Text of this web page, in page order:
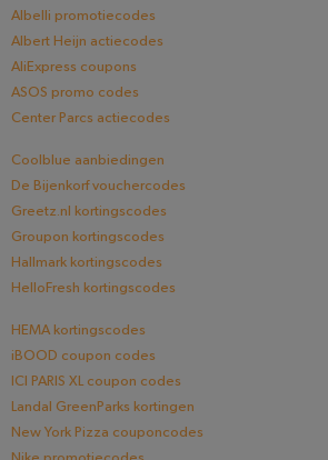
Albelli promotiecodes
Albert Heijn actiecodes
AliExpress coupons
ASOS promo codes
Center Parcs actiecodes
Coolblue aanbiedingen
De Bijenkorf vouchercodes
Greetz.nl kortingscodes
Groupon kortingscodes
Hallmark kortingscodes
HelloFresh kortingscodes
HEMA kortingscodes
iBOOD coupon codes
ICI PARIS XL coupon codes
Landal GreenParks kortingen
New York Pizza couponcodes